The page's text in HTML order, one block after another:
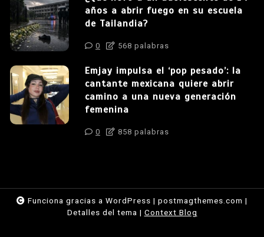
años a abrir fuego en su escuela
de Tailandia?
0 568 palabras
Emjay impulsa el ‘pop pesado’: la
cantante mexicana quiere abrir
camino a una nueva generación
femenina
0 858 palabras
Funciona gracias a WordPress | postmagthemes.com |
Detalles del tema | Context Blog